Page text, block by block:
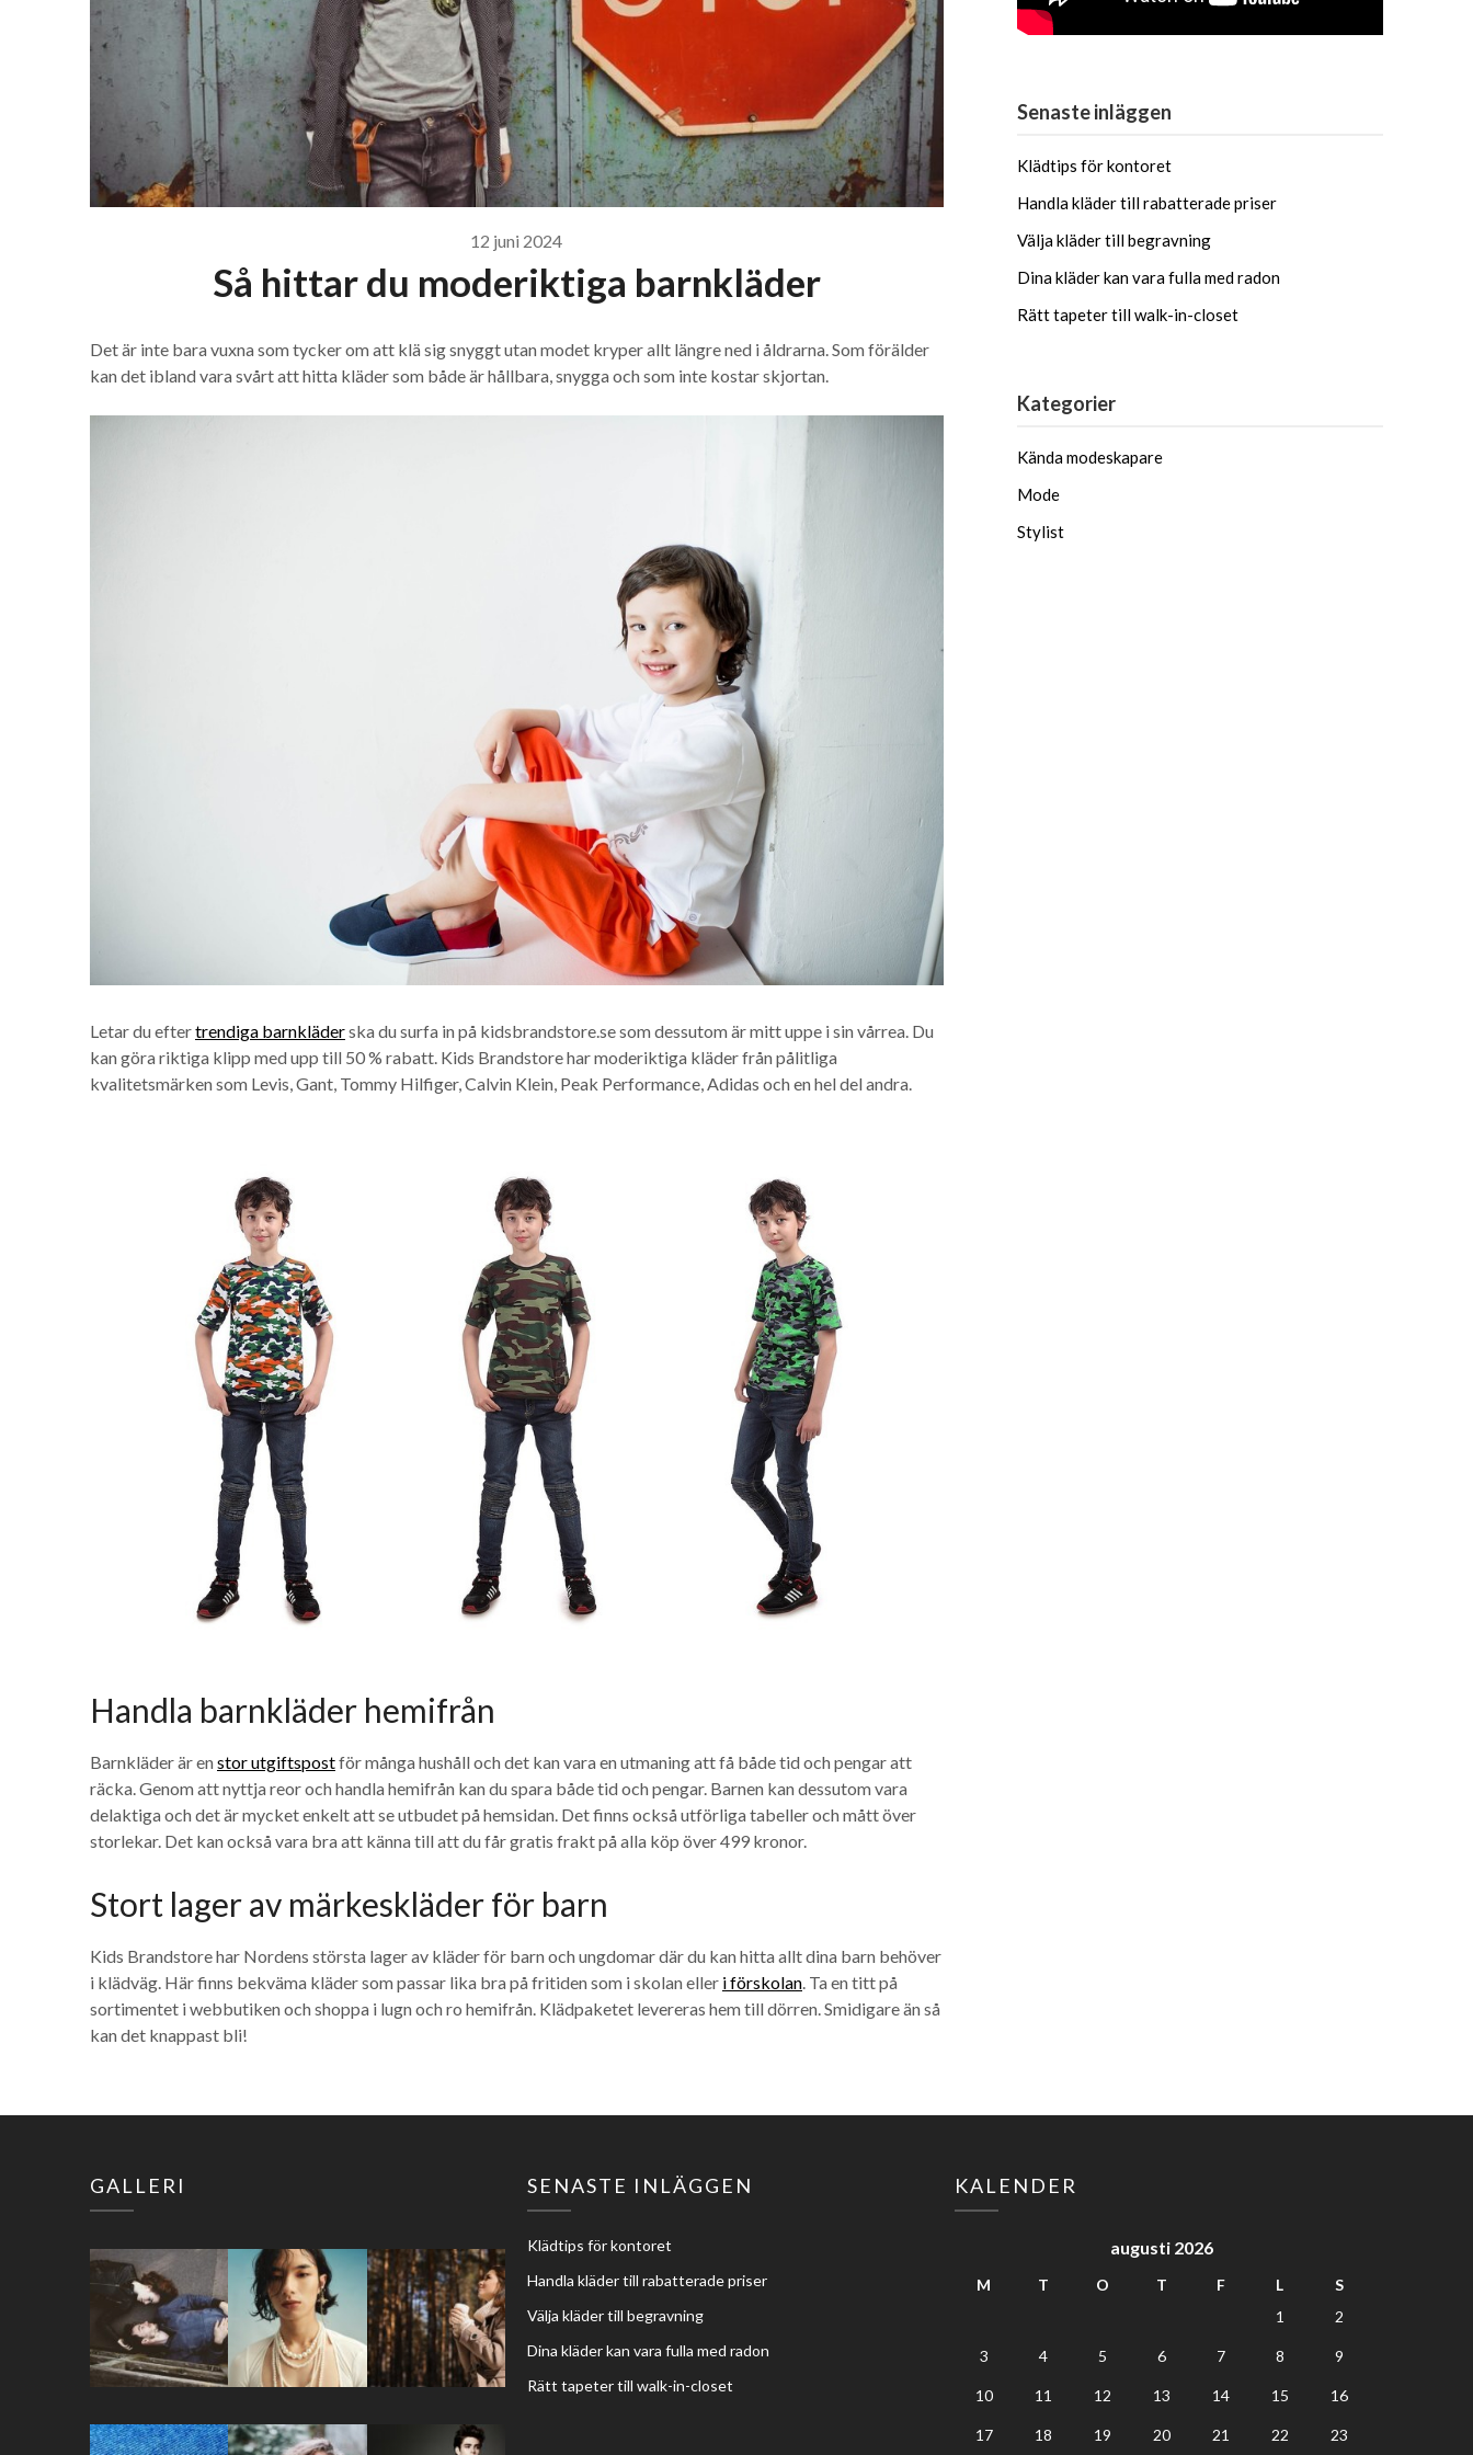
12 juni 2024
Så hittar du moderiktiga barnkläder
Det är inte bara vuxna som tycker om att klä sig snyggt utan modet kryper allt längre ned i åldrarna. Som förälder
kan det ibland vara svårt att hitta kläder som både är hållbara, snygga och som inte kostar skjortan.
Letar du eftertrendiga barnkläderska du surfa in på kidsbrandstore.se som dessutom är mitt uppe i sin vårrea. Du
kan göra riktiga klipp med upp till 50 % rabatt. Kids Brandstore har moderiktiga kläder från pålitliga
kvalitetsmärken som Levis, Gant, Tommy Hilfiger, Calvin Klein, Peak Performance, Adidas och en hel del andra.
Handla barnkläder hemifrån
Barnkläder är enstor utgiftspostför många hushåll och det kan vara en utmaning att få både tid och pengar att
räcka. Genom att nyttja reor och handla hemifrån kan du spara både tid och pengar. Barnen kan dessutom vara
delaktiga och det är mycket enkelt att se utbudet på hemsidan. Det finns också utförliga tabeller och mått över
storlekar. Det kan också vara bra att känna till att du får gratis frakt på alla köp över 499 kronor.
Stort lager av märkeskläder för barn
Kids Brandstore har Nordens största lager av kläder för barn och ungdomar där du kan hitta allt dina barn behöver
i klädväg. Här finns bekväma kläder som passar lika bra på fritiden som i skolan eller i förskolan . Ta en titt på
sortimentet i webbutiken och shoppa i lugn och ro hemifrån. Klädpaketet levereras hem till dörren. Smidigare än så
kan det knappast bli!
Senaste inläggen
Klädtips för kontoret
Handla kläder till rabatterade priser
Välja kläder till begravning
Dina kläder kan vara fulla med radon
Rätt tapeter till walk-in-closet
Kategorier
Kända modeskapare
Mode
Stylist
GALLERI SENASTE INLÄGGEN
Klädtips för kontoret
Handla kläder till rabatterade priser
Välja kläder till begravning
Dina kläder kan vara fulla med radon
Rätt tapeter till walk-in-closet
KALENDER
augusti 2026
M T O T F L
S
1
2
3 4 5 6 7 8 9
10 11 12 13 14 15 16
17 18 19 20 21 22 23